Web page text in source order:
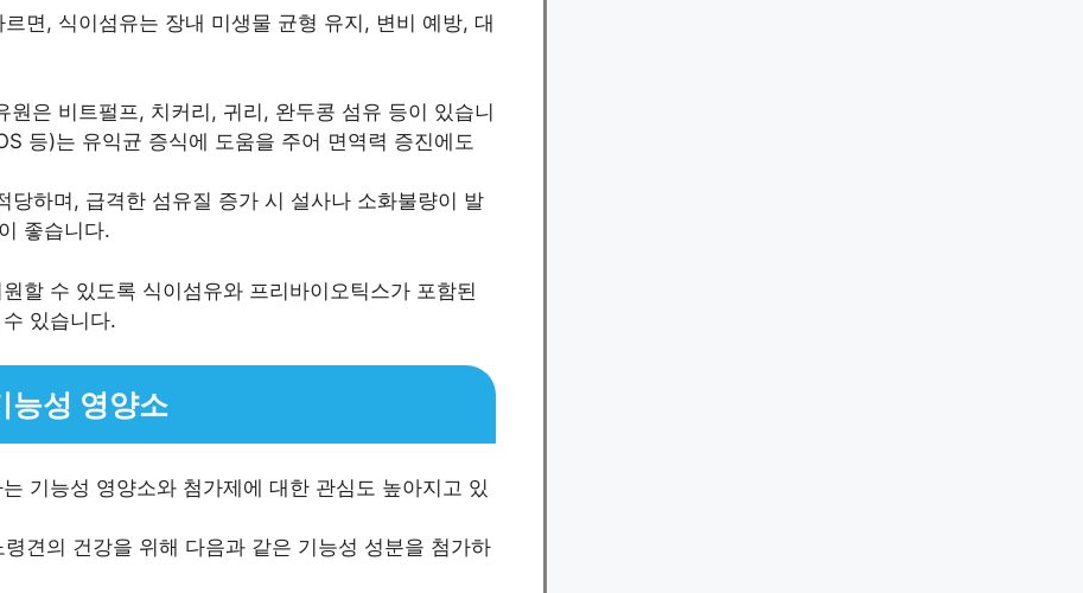
면, 식이섬유는 장내 미생물 균형 유지, 변비 예방, 대
은 비트펄프, 치커리, 귀리, 완두콩 섬유 등이 있습니
등)는 유익균 증식에 도움을 주어 면역력 증진에도
하며, 급격한 섬유질 증가 시 설사나 소화불량이 발
좋습니다.
할 수 있도록 식이섬유와 프리바이오틱스가 포함된
있습니다.
능성 영양소
기능성 영양소와 첨가제에 대한 관심도 높아지고 있
견의 건강을 위해 다음과 같은 기능성 성분을 첨가하